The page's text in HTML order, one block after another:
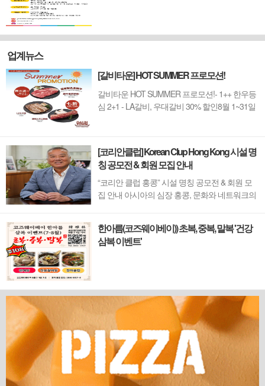
업계뉴스
[갈비타운] HOT SUMMER 프로모션!
갈비타운 HOT SUMMER 프로모션!- 1++ 한우등
심 2+1 - LA갈비, 우대갈비 30% 할인8월 1~31일
[코리안클럽] Korean Clup Hong Kong 시설 명
칭 공모전 & 회원 모집 안내
“코리안 클럽 홍콩” 시설 명칭 공모전 & 회원 모
집 안내 아시아의 심장 홍콩, 문화와 네트워크의
홍콩. 이 역동적인 글로벌 허브의 중심에서 한국
의 깊이 있는 문화유산과 세계적 감각을 잇는 새
한아름(코즈웨이베이)) 초복, 중복, 말복 '건강
삼복 이벤트'